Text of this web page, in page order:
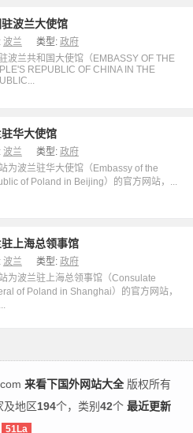
波兰大使馆
波兰 类型: 政府
波兰共和国大使馆（EMBASSY OF THE
REPUBLIC OF CHINA IN THE
华大使馆
波兰 类型: 政府
为波兰驻华大使馆（Embassy of the
of Poland in Beijing）的官方网站，...
上海总领事馆
波兰 类型: 政府
为波兰驻上海总领事馆（Consulate
of Poland in Shanghai）的官方网站，
来看下国外网站大全版权所有
及地区194个，类别 42个 最近更新
51La